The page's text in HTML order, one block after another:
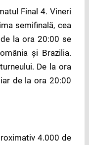
Final 4. Vineri
semifinală, cea
la ora 20:00 se
şi Brazilia.
De la ora
de la ora 20:00
4.000 de